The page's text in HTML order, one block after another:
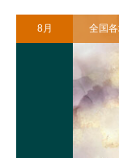
8月 全国